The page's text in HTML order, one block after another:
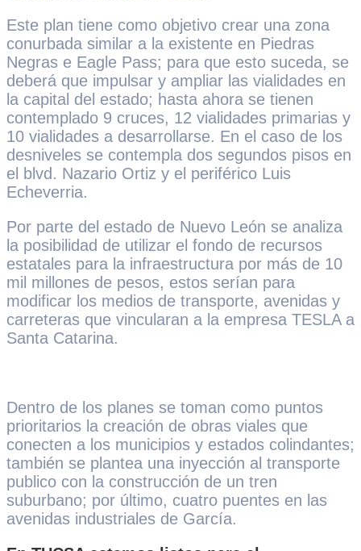
Este plan tiene como objetivo crear una zona
conurbada similar a la existente en Piedras
Negras e Eagle Pass; para que esto suceda, se
deberá que impulsar y ampliar las vialidades en
la capital del estado; hasta ahora se tienen
contemplado 9 cruces, 12 vialidades primarias y
10 vialidades a desarrollarse. En el caso de los
desniveles se contempla dos segundos pisos en
el blvd. Nazario Ortiz y el periférico Luis
Echeverria.
Por parte del estado de Nuevo León se analiza
la posibilidad de utilizar el fondo de recursos
estatales para la infraestructura por más de 10
mil millones de pesos, estos serían para
modificar los medios de transporte, avenidas y
carreteras que vincularan a la empresa TESLA a
Santa Catarina.
Dentro de los planes se toman como puntos
prioritarios la creación de obras viales que
conecten a los municipios y estados colindantes;
también se plantea una inyección al transporte
publico con la construcción de un tren
suburbano; por último, cuatro puentes en las
avenidas industriales de García.